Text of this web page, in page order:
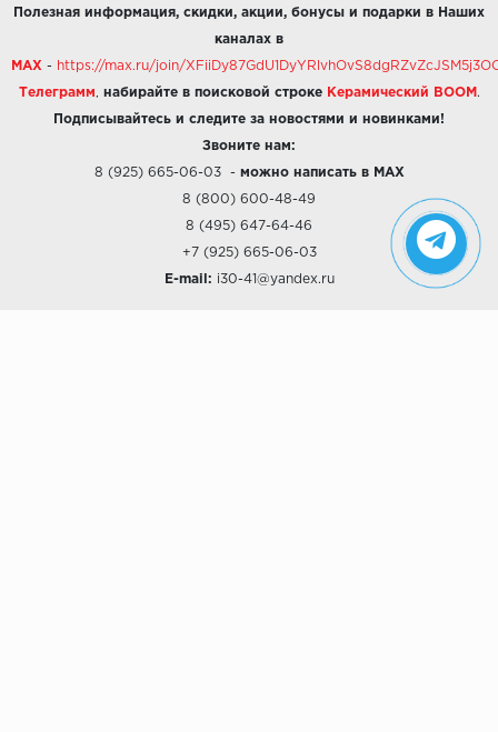
Полезная информация, скидки, акции, бонусы и подарки в Наших
каналах в
MAX - https://max.ru/join/
Телеграмм набирайте в поисковой строке Керамический BOOM .
Подписывайтесь и следите за новостями и новинками!
Звоните нам:
8 (925) 665-06-03- можно написать в MAX
8 (800) 600-48-49
8 (495) 647-64-46
+7 (925) 665-06-03
E-mail: i30-41@yandex.ru